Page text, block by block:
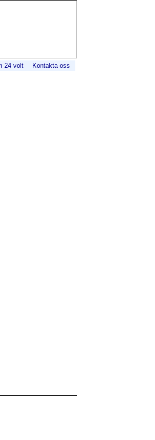
24 volt Kontakta oss